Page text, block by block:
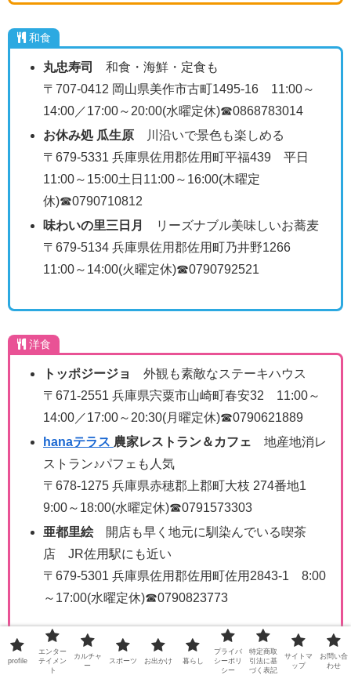
和食
丸忠寿司
和食・海鮮・定食も
〒707-0412 岡山県美作市古町1495-16 11:00～
14:00／17:00～20:00(水曜定休)☎0868783014
お休み処 瓜生原
川沿いで景色も楽しめる
〒679-5331 兵庫県佐用郡佐用町平福439 平日
11:00～15:00土日11:00～16:00(木曜定
休)☎0790710812
味わいの里三日月
リーズナブル美味しいお蕎麦
〒679-5134 兵庫県佐用郡佐用町乃井野1266
11:00～14:00(火曜定休)☎0790792521
洋食
トッポジージョ 外観も素敵なステーキハウス
〒671-2551 兵庫県宍粟市山崎町春安32 11:00～
14:00／17:00～20:30(月曜定休)☎0790621889
hanaテラス 農家レストラン＆カフェ 地産地消レ
ストラン♪パフェも人気
〒678-1275 兵庫県赤穂郡上郡町大枝 274番地1
9:00～18:00(水曜定休)☎0791573303
亜都里絵開店も早く地元に馴染んでいる喫茶
店 JR佐用駅にも近い
〒679-5301 兵庫県佐用郡佐用町佐用2843-1 8:00
～17:00(水曜定休)☎0790823773
profile
エンター
テイメン
ト
カルチャ
ー
スポーツ お出かけ 暮らし
プライバ
シーポリ
シー
特定商取
引法に基
づく表記
サイトマ
ップ
お問い合
わせ